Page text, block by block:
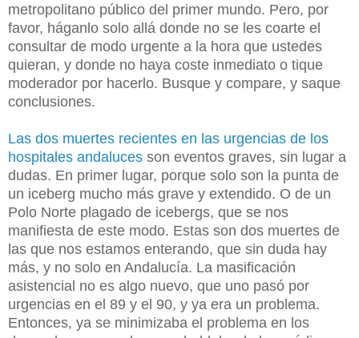
metropolitano público del primer mundo. Pero, por
favor, háganlo solo allá donde no se les coarte el
consultar de modo urgente a la hora que ustedes
quieran, y donde no haya coste inmediato o tique
moderador por hacerlo. Busque y compare, y saque
conclusiones.
Las dos muertes recientes en las urgencias de los
hospitales andaluces son eventos graves, sin lugar a
dudas. En primer lugar, porque solo son la punta de
un iceberg mucho más grave y extendido. O de un
Polo Norte plagado de icebergs, que se nos
manifiesta de este modo. Estas son dos muertes de
las que nos estamos enterando, que sin duda hay
más, y no solo en Andalucía. La masificación
asistencial no es algo nuevo, que uno pasó por
urgencias en el 89 y el 90, y ya era un problema.
Entonces, ya se minimizaba el problema en los